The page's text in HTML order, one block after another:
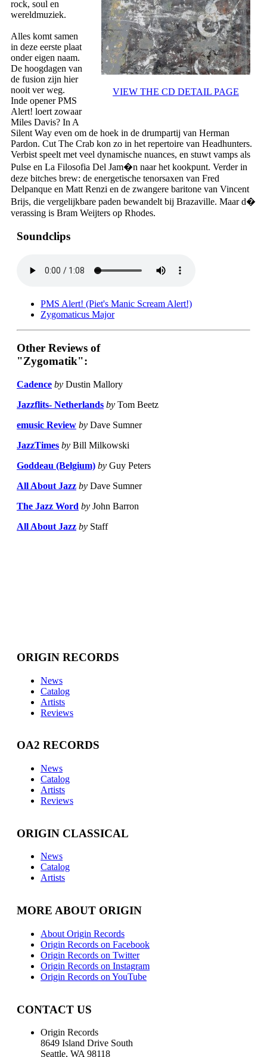
VIEW THE CD DETAIL PAGE
rock, soul en
wereldmuziek.
Alles komt samen
in deze eerste plaat
onder eigen naam.
De hoogdagen van
de fusion zijn hier
nooit ver weg.
Inde opener PMS
Alert! loert zowaar
Miles Davis? In A
Silent Way even om de hoek in de drumpartij van Herman
Pardon. Cut The Crab kon zo in het repertoire van Headhunters.
Verbist speelt met veel dynamische nuances, en stuwt vamps als
Pulse en La Filosofia Del Jam�n naar het kookpunt. Verder in
deze bitches brew: de energetische tenorsaxen van Fred
Delpanque en Matt Renzi en de zwangere baritone van Vincent
Brijs, die vergelijkbare paden bewandelt bij Brazaville. Maar d�
verassing is Bram Weijters op Rhodes.
Soundclips
PMS Alert! (Piet's Manic Scream Alert!)
Zygomaticus Major
Other Reviews of
"Zygomatik":
Cadence by Dustin Mallory
Jazzflits- Netherlands by Tom Beetz
emusic Review by Dave Sumner
JazzTimes by Bill Milkowski
Goddeau (Belgium) by Guy Peters
All About Jazz by Dave Sumner
The Jazz Word by John Barron
All About Jazz by Staff
ORIGIN RECORDS
News
Catalog
Artists
Reviews
OA2 RECORDS
News
Catalog
Artists
Reviews
ORIGIN CLASSICAL
News
Catalog
Artists
MORE ABOUT ORIGIN
About Origin Records
Origin Records on Facebook
Origin Records on Twitter
Origin Records on Instagram
Origin Records on YouTube
CONTACT US
Origin Records
8649 Island Drive South
Seattle, WA 98118